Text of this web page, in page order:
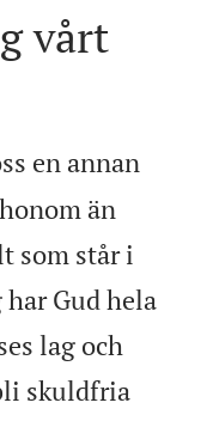
vårt
en annan
än
som står i
har Gud hela
lag och
skuldfria